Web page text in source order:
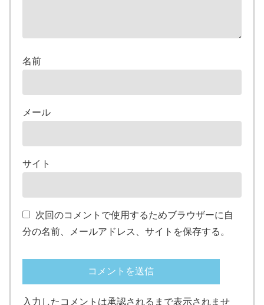
名前
メール
サイト
次回のコメントで使用するためブラウザーに自
分の名前、メールアドレス、サイトを保存する。
入力したコメントは承認されるまで表示されませ